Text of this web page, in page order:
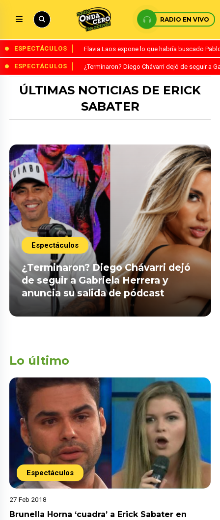
RADIO EN VIVO
ESPECTÁCULOS Flavia Laos expone lo que habría buscado
ESPECTÁCULOS ¿Terminaron? Diego Chávarri dejó de seguir a
ÚLTIMAS NOTICIAS DE ERICK
SABATER
Espectáculos
¿Terminaron? Diego Chávarri dejó
de seguir a Gabriela Herrera y
anuncia su salida de pódcast
Lo último
Espectáculos
27 Feb 2018
Brunella Horna ‘cuadra’ a Erick Sabater en